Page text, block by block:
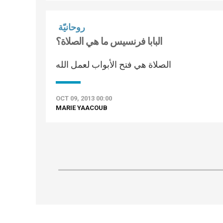
روحانيّة
البابا فرنسيس ما هي الصلاة؟
الصلاة هي فتح الأبواب لعمل الله
OCT 09, 2013 00:00
MARIE YAACOUB